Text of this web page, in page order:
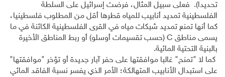
تحديدا). فعلى سبيل المثال، فرضت إسرائيل على السلطة
الفلسطينية تمديد أنابيب للمياه قطرها أقل من المطلوب فلسطينيا،
كما أنها تمنع تمديد شبكات مياه في القرى الفلسطينية الكائنة في ما
يسمى مناطق C (حسب تقسيمات أوسلو) أو ربط المناطق الأخيرة
بالبنية التحتية المائية.
كما لا "تمنح" غالبا موافقتها على حفر آبار جديدة أو تؤخر "موافقتها"
على استبدال الأنابيب المتهالكة؛ الأمر الذي يفسر نسبة الفاقد المائي